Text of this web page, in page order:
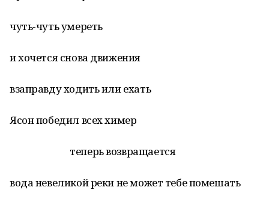
чуть-чуть умереть
и хочется снова движения
взаправду ходить или ехать
Ясон победил всех химер
теперь возвращается
вода невеликой реки не может тебе помешать